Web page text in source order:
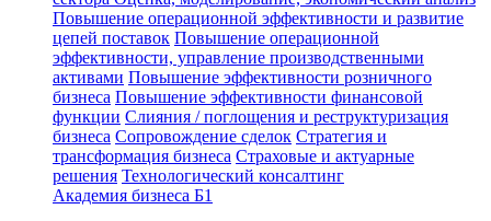
Повышение операционной эффективности и развитие
цепей поставок Повышение операционной
эффективности, управление производственными
активами Повышение эффективности розничного
бизнеса Повышение эффективности финансовой
функции Слияния / поглощения и реструктуризация
бизнеса Сопровождение сделок Стратегия и
трансформация бизнеса Страховые и актуарные
решения Технологический консалтинг
Академия бизнеса Б1